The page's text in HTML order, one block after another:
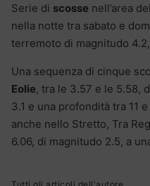
Serie di scosse nell’area
nella notte tra sabato e
terremoto di magnitudo
Una sequenza di cinque
Eolie, tra le 3.57 e le 5.58,
3.1 e una profondità tra 11
anche nello Stretto, Tra
6.06, di magnitudo 2.5, a